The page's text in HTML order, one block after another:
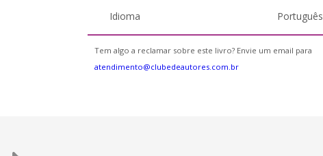
Idioma Português
Tem algo a reclamar sobre este livro? Envie um email para
atendimento@clubedeautores.com.br